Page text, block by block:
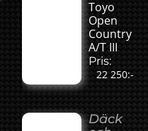
Toyo
Open
Country
A/T III
Pris:
22 250:-
Däck